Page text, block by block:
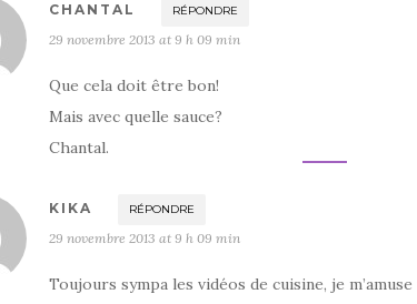
CHANTAL RÉPONDRE
29 novembre 2013 at 9 h 09 min
Que cela doit être bon!
Mais avec quelle sauce?
Chantal.
KIKA RÉPONDRE
29 novembre 2013 at 9 h 09 min
Toujours sympa les vidéos de cuisine, je